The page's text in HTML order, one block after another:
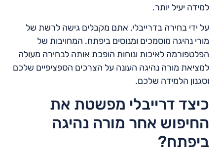
למידה יעיל יותר.
על ידי בחירה בדרייבלי, אתם מקבלים גישה לרשת של
מורי נהיגה מוסמכים ומנוסים ביפתח. המחויבות של
הפלטפורמה לאיכות ונוחות הופכת אותה לבחירה מעולה
למציאת מורה נהיגה העונה על הצרכים הספציפיים שלכם
וסגנון הלמידה שלכם.
כיצד דרייבלי מפשטת את
החיפוש אחר מורה נהיגה
ביפתח?